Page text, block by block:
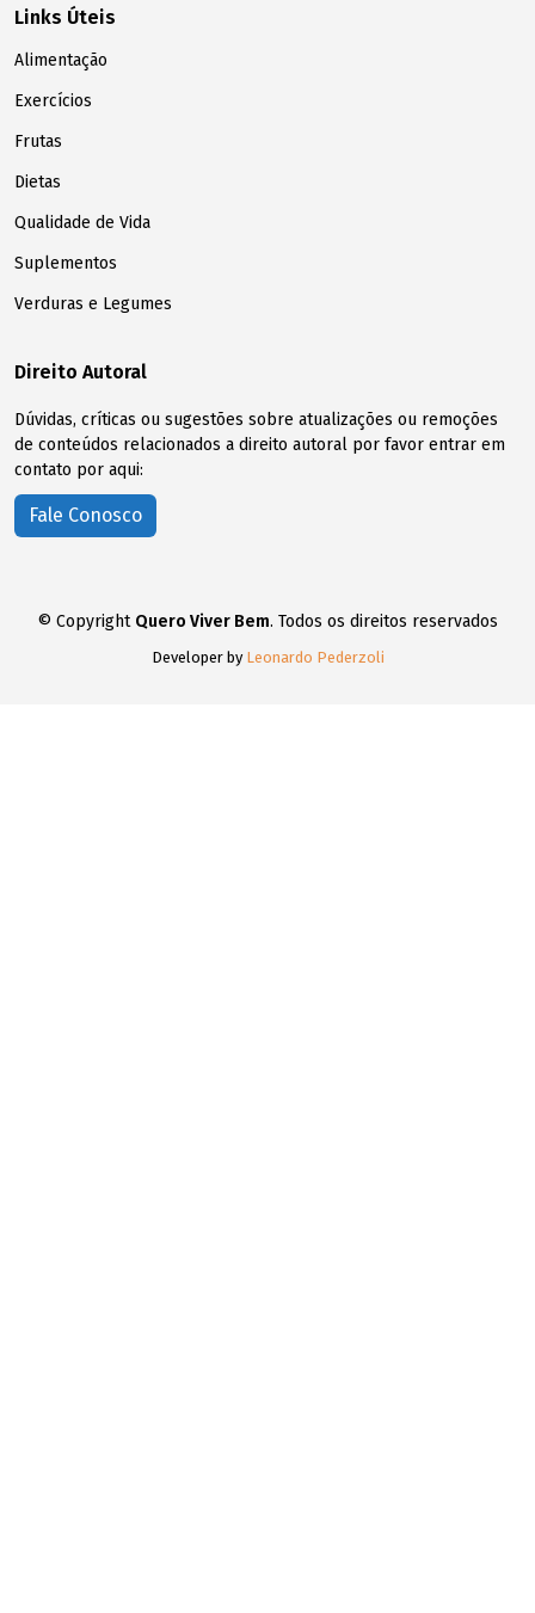
Links Úteis
Alimentação
Exercícios
Frutas
Dietas
Qualidade de Vida
Suplementos
Verduras e Legumes
Direito Autoral
Dúvidas, críticas ou sugestões sobre atualizações ou remoções
de conteúdos relacionados a direito autoral por favor entrar em
contato por aqui:
Fale Conosco
© Copyright Quero Viver Bem. Todos os direitos reservados
Developer by Leonardo Pederzoli